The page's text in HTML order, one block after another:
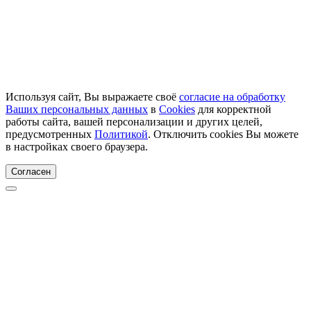
Используя сайт, Вы выражаете своё согласие на обработку
Ваших персональных данных в Cookies для корректной
работы сайта, вашей персонализации и других целей,
предусмотренных Политикой. Отключить cookies Вы можете
в настройках своего браузера.
Согласен